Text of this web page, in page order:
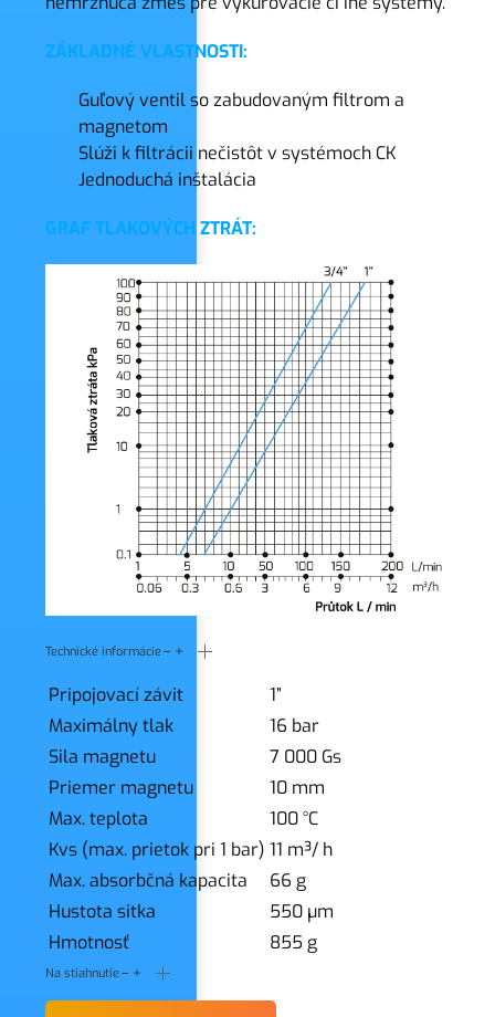
ZÁKLADNÉ VLASTNOSTI:
Guľový ventil so zabudovaným filtrom a
magnetom
Slúži k filtrácii nečistôt v systémoch CK
Jednoduchá inštalácia
GRAF TLAKOVÝCH ZTRÁT:
Technické informácie
Pripojovací závit
1”
Maximálny tlak
16 bar
Sila magnetu
7 000 Gs
Priemer magnetu
10 mm
Max. teplota
100 °C
Kvs (max. prietok pri 1 bar) 11 m³/ h
Max. absorbčná kapacita
66 g
Hustota sitka
550 μm
Hmotnosť
855 g
Na stiahnutie